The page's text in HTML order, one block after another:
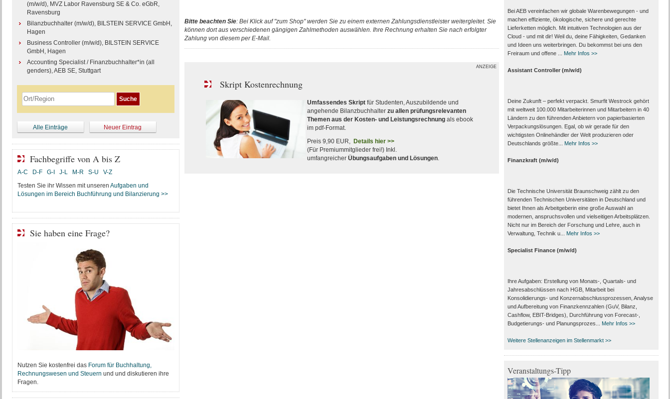
Bitte beachten Sie: Bei Klick auf "zum Shop" werden Sie zu einem externen Zahlungsdienstleister weitergleitet. Sie
können dort aus verschiedenen gängigen Zahlmethoden auswählen. Ihre Rechnung erhalten Sie nach erfolgter
Zahlung von diesem per E-Mail.
ANZEIGE
Skript Kostenrechnung
Umfassendes Skriptfür Studenten, Auszubildende und
angehende Bilanzbuchhalter zu allen prüfungsrelevanten
Themen aus der Kosten- und Leistungsrechnungals ebook
im pdf-Format.
Preis 9,90 EUR, Details hier >>
(Für Premiummitglieder frei!) Inkl.
umfangreicher Übungsaufgaben und Lösungen.
(m/w/d), MVZ Labor Ravensburg SE & Co. eGbR,
Ravensburg
Bilanzbuchhalter (m/w/d), BILSTEIN SERVICE GmbH,
Hagen
Business Controller (m/w/d), BILSTEIN SERVICE
GmbH, Hagen
Accounting Specialist / Finanzbuchhalter*in (all
genders), AEB SE, Stuttgart
Alle Einträge Neuer Eintrag
Fachbegriffe von A bis Z
A-C D-F G-I J-L M-R S-U
V-Z
Testen Sie ihr Wissen mit unseren Aufgaben und
Lösungen im Bereich Buchführung und Bilanzierung >>
Sie haben eine Frage?
Nutzen Sie kostenfrei das Forum für Buchhaltung,
Rechnungswesen und Steuern und und diskutieren ihre
Fragen.
Bei AEB vereinfachen wir globale Warenbewegungen - und
machen effiziente, ökologische, sichere und gerechte
Lieferketten möglich. Mit intuitiven Technologien aus der
Cloud - und mit dir! Weil du, deine Fähigkeiten, Gedanken
und Ideen uns weiterbringen. Du bekommst bei uns den
Freiraum und offene ...
Mehr Infos >>
Assistant Controller (m/w/d)
Deine Zukunft – perfekt verpackt. Smurfit Westrock gehört
mit weltweit 100.000 Mitarbeiter­innen und Mitarbeitern in 40
Ländern zu den führenden Anbietern von papier­basierten
Verpackungs­lösungen. Egal, ob wir gerade für den
wichtigsten Onlinehändler der Welt produzieren oder
Deutschlands größte...
Mehr Infos >>
Finanzkraft (m/w/d)
Die Technische Universität Braunschweig zählt zu den
führenden Technischen Universitäten in Deutschland und
bietet Ihnen als Arbeit­geberin eine große Auswahl an
modernen, anspruchsvollen und vielseitigen Arbeits­plätzen.
Nicht nur im Bereich der Forschung und Lehre, auch in
Verwaltung, Technik u...
Mehr Infos >>
Specialist Finance (m/w/d)
Ihre Aufgaben: Erstellung von Monats‑, Quartals‑ und
Jahresabschlüssen nach HGB, Mitarbeit bei
Konsolidierungs‑ und Konzernabschlussprozessen, Analyse
und Aufbereitung von Finanzkennzahlen (GuV, Bilanz,
Cashflow, EBIT-Bridges), Durchführung von Forecast‑,
Budgetierungs‑ und Planungsprozes...
Mehr Infos >>
Weitere Stellenanzeigen im Stellenmarkt >>
Veranstaltungs-Tipp